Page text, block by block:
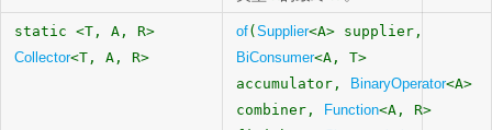
static <T, A, R>
Collector<T, A, R>
of( Supplier<A> supplier,
BiConsumer<A, T>
accumulator,
BinaryOperator<A>
combiner,
Function<A, R>